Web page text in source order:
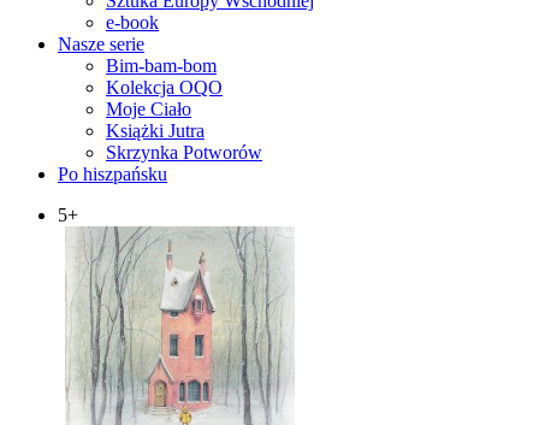
e-book
Nasze serie
Bim-bam-bom
Kolekcja OQO
Moje Ciało
Książki Jutra
Skrzynka Potworów
Po hiszpańsku
5+